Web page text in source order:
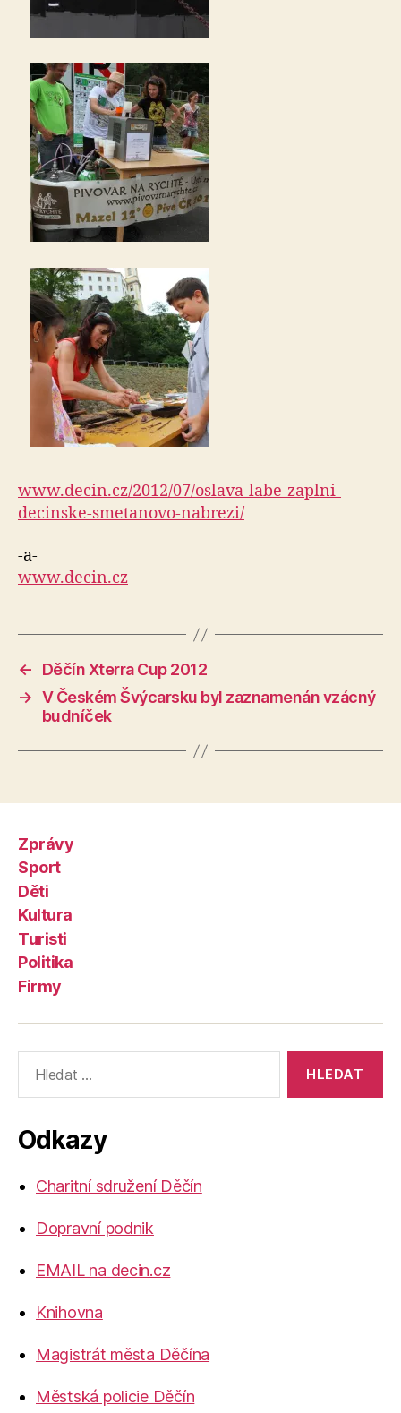
www.decin.cz/2012/07/oslava-labe-zaplni-
decinske-smetanovo-nabrezi/
-a-
www.decin.cz
←
Děčín Xterra Cup 2012
→ V Českém Švýcarsku byl zaznamenán vzácný
budníček
Zprávy
Sport
Děti
Kultura
Turisti
Politika
Firmy
vyhledávání:
Odkazy
Charitní sdružení Děčín
Dopravní podnik
EMAIL na decin.cz
Knihovna
Magistrát města Děčína
Městská policie Děčín